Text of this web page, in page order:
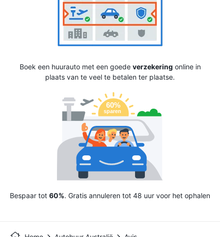
Boek een huurauto met een goede verzekering online in
plaats van te veel te betalen ter plaatse.
Bespaar tot 60%. Gratis annuleren tot 48 uur voor het ophalen